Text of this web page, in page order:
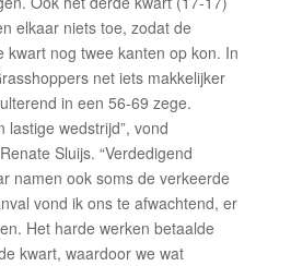
elkaar niets toe, zodat de
kwart nog twee kanten op kon. In
net iets makkelijker
in een 56-69 zege.
lastige wedstrijd”, vond
Sluijs. “Verdedigend
namen ook soms de verkeerde
vond ik ons te afwachtend, er
Het harde werken betaalde
kwart, waardoor we wat